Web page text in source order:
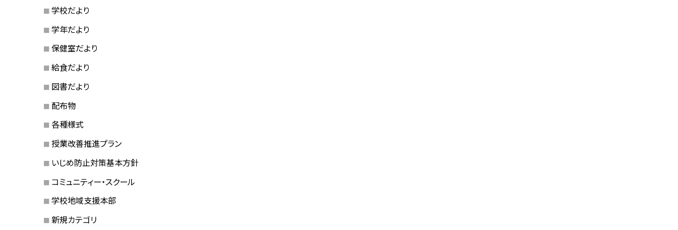
学校だより
学年だより
保健室だより
給食だより
図書だより
配布物
各種様式
授業改善推進プラン
いじめ防止対策基本方針
コミュニティー・スクール
学校地域支援本部
新規カテゴリ